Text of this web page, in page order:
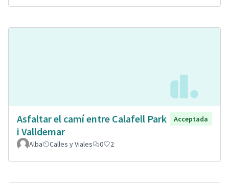
Asfaltar el camí entre Calafell Park
i Valldemar
Acceptada
Alba Calles y Viales 0 2